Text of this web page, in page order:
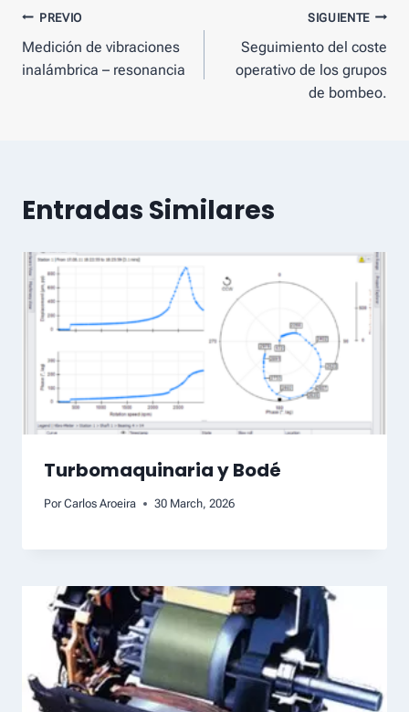
Mensaje
de
PREVIO
Medición de vibraciones
inalámbrica – resonancia
SIGUIENTE
Seguimiento del coste
operativo de los grupos
de bombeo.
Entradas Similares
Turbomaquinaria y Bodé
Por Carlos Aroeira 30 March, 2026